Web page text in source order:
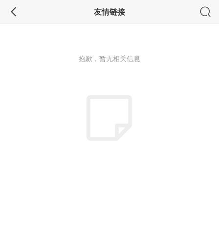
友情链接
抱歉，暂无相关信息